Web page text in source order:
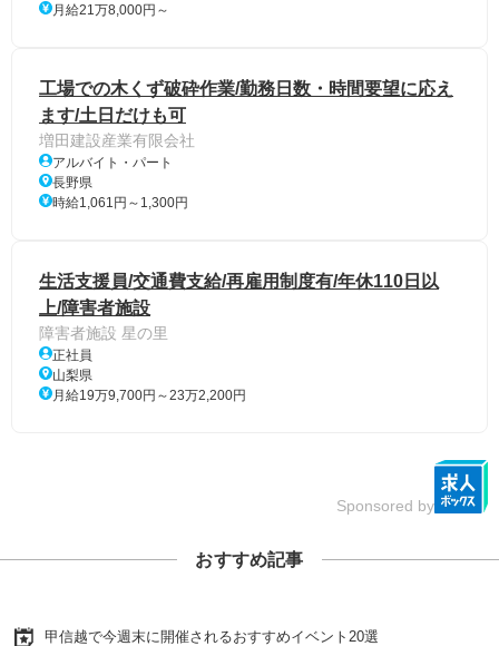
月給21万8,000円～
工場での木くず破砕作業/勤務日数・時間要望に応え
ます/土日だけも可
増田建設産業有限会社
アルバイト・パート
長野県
時給1,061円～1,300円
生活支援員/交通費支給/再雇用制度有/年休110日以
上/障害者施設
障害者施設 星の里
正社員
山梨県
月給19万9,700円～23万2,200円
Sponsored by
おすすめ記事
甲信越で今週末に開催されるおすすめイベント20選